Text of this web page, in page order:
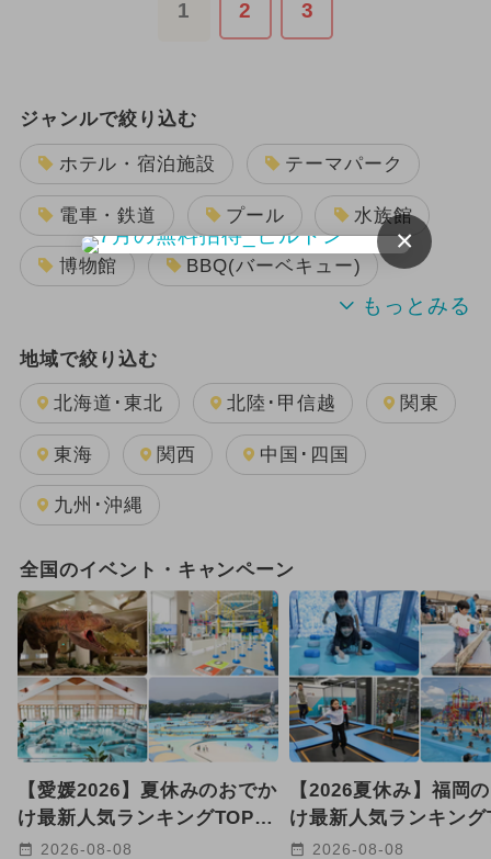
1 2 3
ジャンルで絞り込む
ホテル・宿泊施設 テーマパーク
電車・鉄道 プール 水族館
博物館 BBQ(バーベキュー)
室内遊園地(屋内遊園地)
アスレチック 美術館
空港・飛行機 工場見学
動物園
地域で絞り込む
北海道･東北 北陸･甲信越 関東
東海 関西 中国･四国
九州･沖縄
全国のイベント・キャンペーン
【愛媛2026】夏休みのおでか
け最新人気ランキングTOP10
プール・室内遊び場・体験系
2026-08-08
【2026夏休み】福岡
け最新人気ランキング
恐竜体験・水族館・
2026-08-08
×